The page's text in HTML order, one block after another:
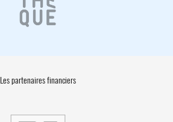
Les partenaires financiers